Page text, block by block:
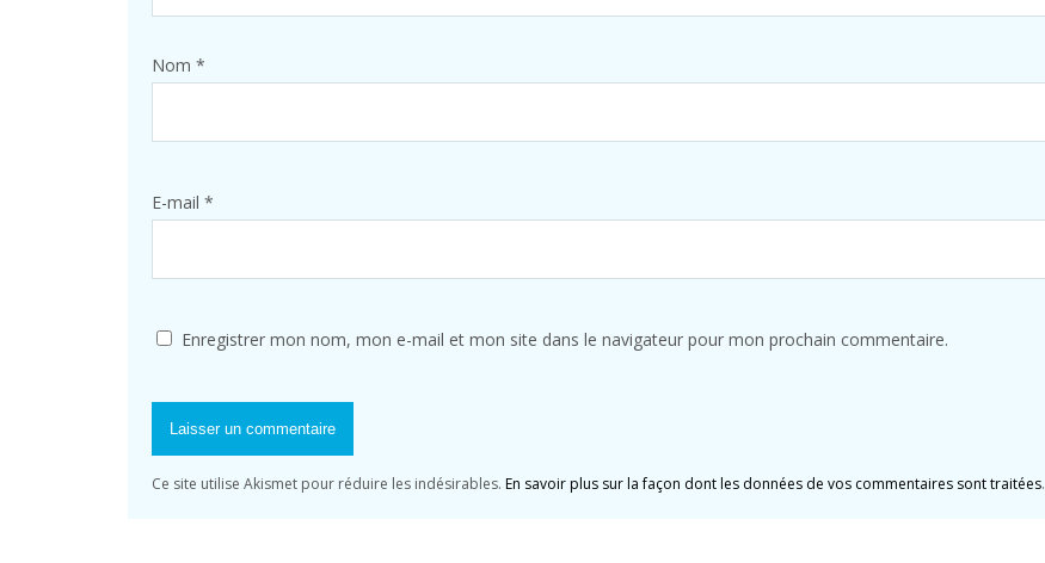
Nom *
E-mail *
Enregistrer mon nom, mon e-mail et mon site dans le navigateur pour mon prochain commentaire.
Ce site utilise Akismet pour réduire les indésirables. En savoir plus sur la façon dont les données de vos commentaires sont traitées.